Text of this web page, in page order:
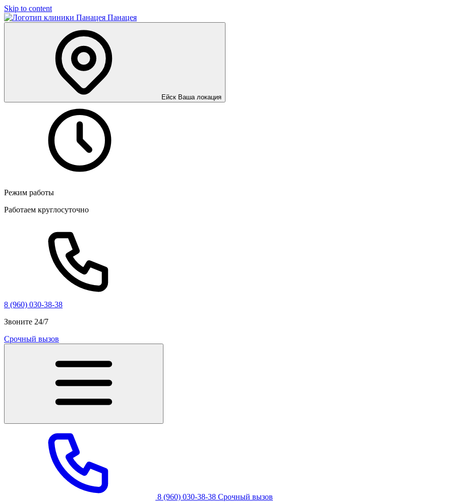
Skip to content
Панацея
Ейск Ваша локация
Режим работы
Работаем круглосуточно
8 (960) 030-38-38
Звоните 24/7
Срочный вызов
8 (960) 030-38-38 Срочный вызов